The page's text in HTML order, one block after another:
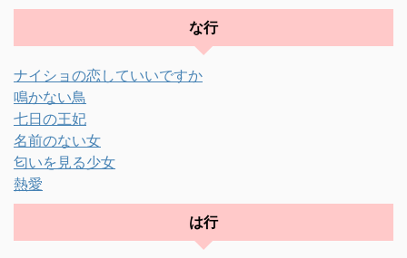
な行
ナイショの恋していいですか
鳴かない鳥
七日の王妃
名前のない女
匂いを見る少女
熱愛
は行